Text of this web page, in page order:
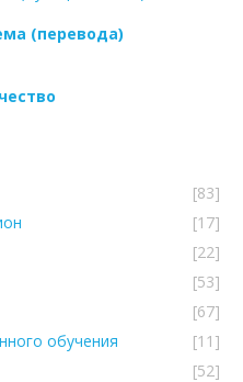
(перевода)
[83]
[17]
[22]
[53]
[67]
обучения
[11]
[52]